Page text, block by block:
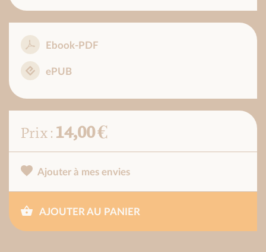
Ebook-PDF
ePUB
Prix :14,00 €
Ajouter à mes envies
AJOUTER AU PANIER